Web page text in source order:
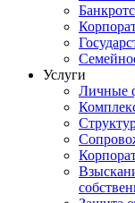
Услуги
Личные